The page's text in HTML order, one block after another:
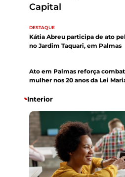
equipes e cerca de
DESTAQUE
Kátia Abreu participa de ato
no Jardim Taquari, em Palmas
Ato em Palmas reforça
mulher nos 20 anos da Lei
Interior